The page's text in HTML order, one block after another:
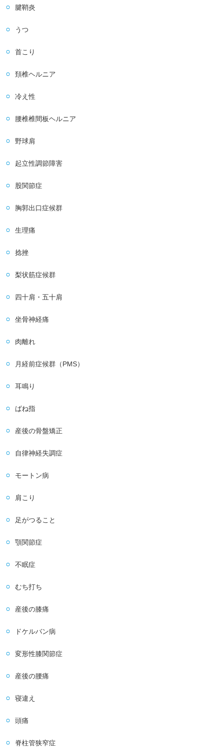
腱鞘炎
うつ
首こり
頚椎ヘルニア
冷え性
腰椎椎間板ヘルニア
野球肩
起立性調節障害
股関節症
胸郭出口症候群
生理痛
捻挫
梨状筋症候群
四十肩・五十肩
坐骨神経痛
肉離れ
月経前症候群（PMS）
耳鳴り
ばね指
産後の骨盤矯正
自律神経失調症
モートン病
肩こり
足がつること
顎関節症
不眠症
むち打ち
産後の膝痛
ドケルバン病
変形性膝関節症
産後の腰痛
寝違え
頭痛
脊柱管狭窄症